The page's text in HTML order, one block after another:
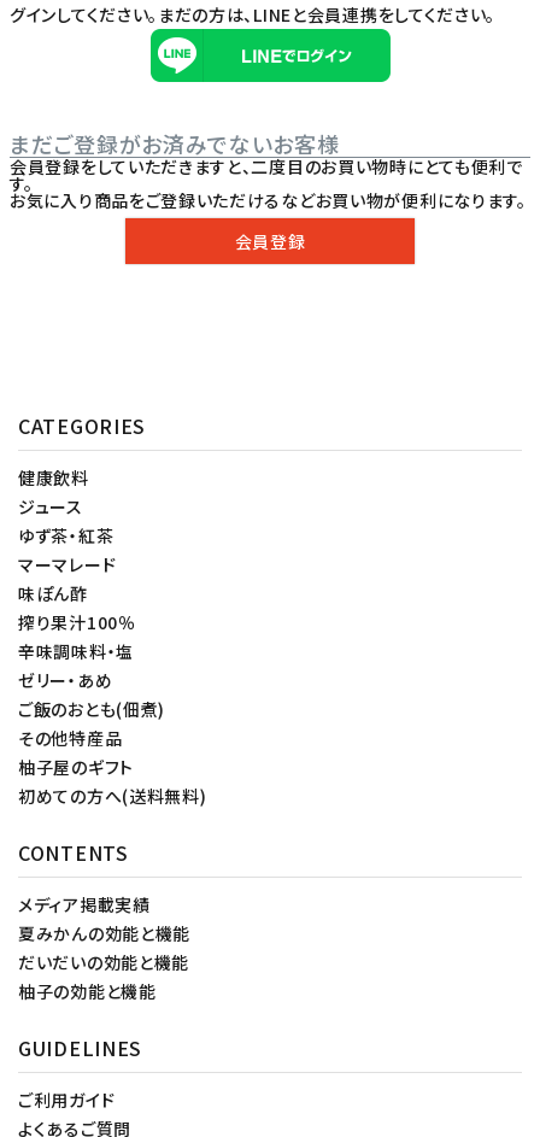
グインしてください。まだの方は、 LINEと会員連携をしてください。
まだご登録がお済みでないお客様
会員登録をしていただきますと、二度目のお買い物時にとても便利で
す。
お気に入り商品をご登録いただけるなどお買い物が便利になります。
会員登録
CATEGORIES
健康飲料
ジュース
ゆず茶・紅茶
マーマレード
味ぽん酢
搾り果汁100％
辛味調味料・塩
ゼリー・あめ
ご飯のおとも(佃煮)
その他特産品
柚子屋のギフト
初めての方へ(送料無料)
CONTENTS
メディア掲載実績
夏みかんの効能と機能
だいだいの効能と機能
柚子の効能と機能
GUIDELINES
ご利用ガイド
よくあるご質問